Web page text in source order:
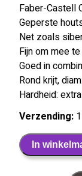
Faber-Castell
Geperste
Net zoals
Fijn om mee
Goed in
Rond krijt,
Hardheid:
Verzending:
In